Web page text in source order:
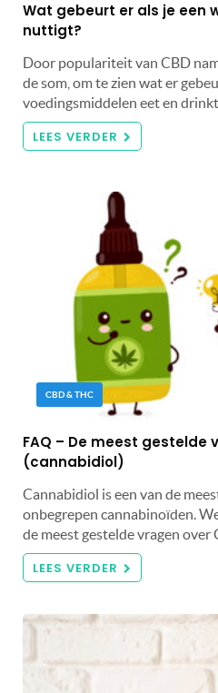
Wat gebeurt er als je een
nuttigt?
Door populariteit van CBD
de som, om te zien wat er
voedingsmiddelen eet en
LEES VERDER
CBD & THC
FAQ – De meest gestelde
(cannabidiol)
Cannabidiol is een van de
onbegrepen cannabinoïden.
de meest gestelde vragen over
LEES VERDER